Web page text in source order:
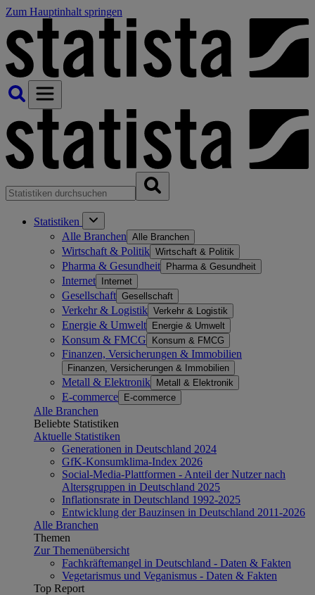
Zum Hauptinhalt springen
Statistiken
Alle Branchen Alle Branchen
Wirtschaft & Politik Wirtschaft & Politik
Pharma & Gesundheit Pharma & Gesundheit
Internet Internet
Gesellschaft Gesellschaft
Verkehr & Logistik Verkehr & Logistik
Energie & Umwelt Energie & Umwelt
Konsum & FMCG Konsum & FMCG
Finanzen, Versicherungen & Immobilien
Finanzen, Versicherungen & Immobilien
Metall & Elektronik Metall & Elektronik
E-commerce E-commerce
Alle Branchen
Beliebte Statistiken
Aktuelle Statistiken
Generationen in Deutschland 2024
GfK-Konsumklima-Index 2026
Social-Media-Plattformen - Anteil der Nutzer nach
Altersgruppen in Deutschland 2025
Inflationsrate in Deutschland 1992-2025
Entwicklung der Bauzinsen in Deutschland 2011-2026
Alle Branchen
Themen
Zur Themenübersicht
Fachkräftemangel in Deutschland - Daten & Fakten
Vegetarismus und Veganismus - Daten & Fakten
Top Report